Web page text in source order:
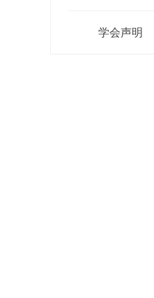
学会声明